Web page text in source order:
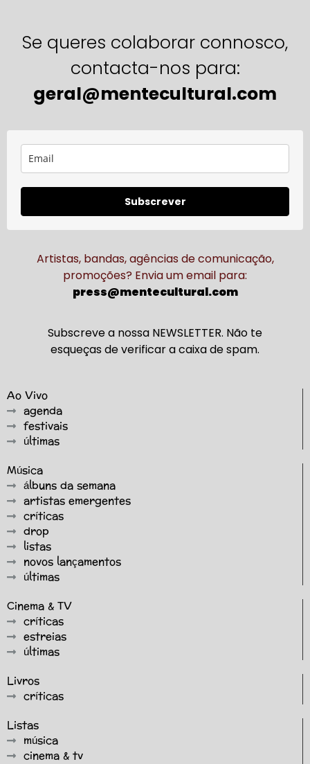
Se queres colaborar connosco,
contacta-nos para:
geral@mentecultural.com
Subscrever
Artistas, bandas, agências de comunicação,
promoções? Envia um email para:
press@mentecultural.com
Subscreve a nossa NEWSLETTER. Não te
esqueças de verificar a caixa de spam.
Ao Vivo
agenda
festivais
últimas
Música
álbuns da semana
artistas emergentes
críticas
drop
listas
novos lançamentos
últimas
Cinema & TV
críticas
estreias
últimas
Livros
críticas
Listas
música
cinema & tv